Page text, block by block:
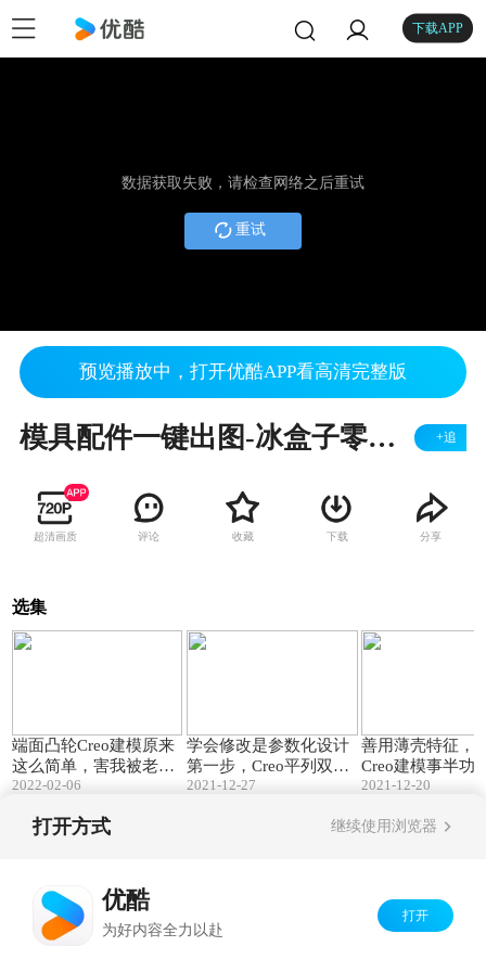
下载APP
数据获取失败，请检查网络之后重试
重试
预览播放中，打开优酷APP看高清完整版
模具配件一键出图-冰盒子零件卡片 +追
超清画质 评论 收藏 下载 分享
选集
端面凸轮Creo建模原来
这么简单，害我被老师
傅骗了好几年！
2022-02-06
学会修改是参数化设计
第一步，Creo平列双扭
弹簧修改方法
2021-12-27
善用薄壳特征，
Creo建模事半功
2021-12-20
打开方式 继续使用浏览器
优酷
为好内容全力以赴
打开